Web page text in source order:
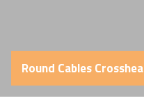
Round Cables